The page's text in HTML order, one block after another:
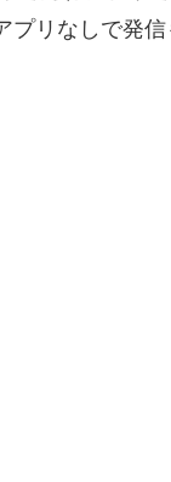
リなしで発信